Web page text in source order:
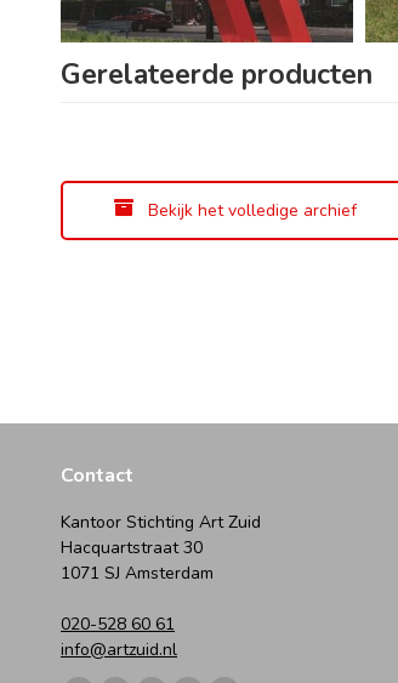
Gerelateerde producten
Bekijk het volledige archief
Contact
Kantoor Stichting Art Zuid
Hacquartstraat 30
1071 SJ Amsterdam
020-528 60 61
info@artzuid.nl